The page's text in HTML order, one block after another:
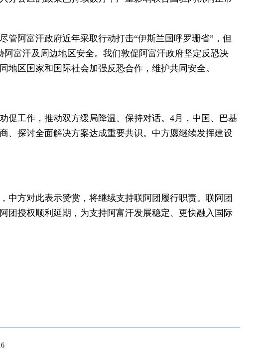
阿富汗政府近年采取行动打击“伊斯兰国呼罗珊省”，但
阿富汗及周边地区安全。我们敦促阿富汗政府坚定反恐决
区国家和国际社会加强反恐合作，维护共同安全。
促工作，推动双方缓局降温、保持对话。4月，中国、巴基
、探讨全面解决方案达成重要共识。中方愿继续发挥建设
中方对此表示赞赏，将继续支持联阿团履行职责。联阿团
团授权顺利延期，为支持阿富汗发展稳定、更快融入国际